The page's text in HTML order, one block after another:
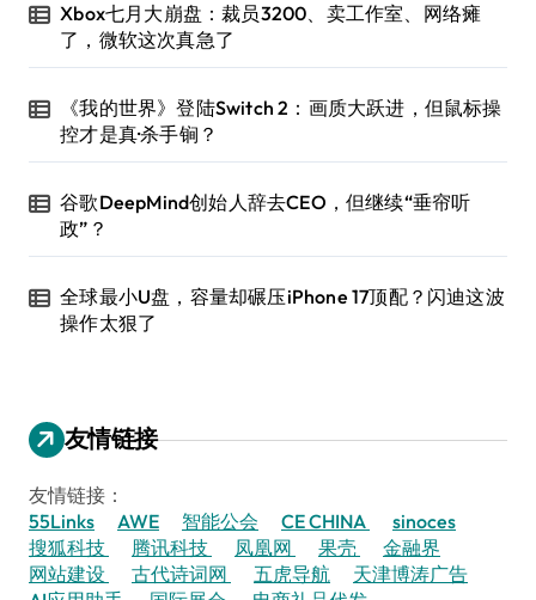
Xbox七月大崩盘：裁员3200、卖工作室、网络瘫
了，微软这次真急了
《我的世界》登陆Switch 2：画质大跃进，但鼠标操
控才是真·杀手锏？
谷歌DeepMind创始人辞去CEO，但继续“垂帘听
政”？
全球最小U盘，容量却碾压iPhone 17顶配？闪迪这波
操作太狠了
友情链接
友情链接：
55Links
AWE 智能公会 CE CHINA
sinoces
搜狐科技
腾讯科技 凤凰网 果壳
金融界
网站建设
古代诗词网 五虎导航
天津博涛广告